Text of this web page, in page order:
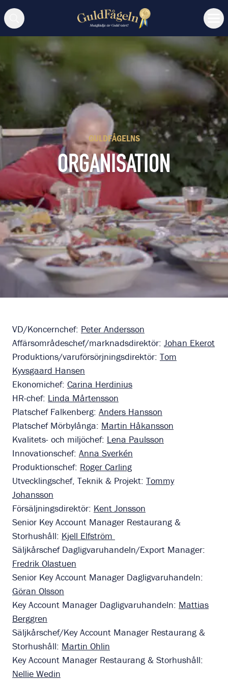
Sök
GULDFÅGELNS
ORGANISATION
VD/Koncernchef: Peter Andersson
Affärsområdeschef/marknadsdirektör: Johan Ekerot
Produktions/varuförsörjningsdirektör: Tom
Kyvsgaard Hansen
Ekonomichef: Carina Herdinius
HR-chef: Linda Mårtensson
Platschef Falkenberg: Anders Hansson
Platschef Mörbylånga: Martin Håkansson
Kvalitets- och miljöchef: Lena Paulsson
Innovationschef: Anna Sverkén
Produktionschef: Roger Carling
Utvecklingschef, Teknik & Projekt: Tommy
Johansson
Försäljningsdirektör: Kent Jonsson
Senior Key Account Manager Restaurang &
Storhushåll: Kjell Elfström
Säljkårschef Dagligvaruhandeln/Export Manager:
Fredrik Olastuen
Senior Key Account Manager Dagligvaruhandeln:
Göran Olsson
Key Account Manager Dagligvaruhandeln: Mattias
Berggren
Säljkårschef/Key Account Manager Restaurang &
Storhushåll: Martin Ohlin
Key Account Manager Restaurang & Storhushåll:
Nellie Wedin